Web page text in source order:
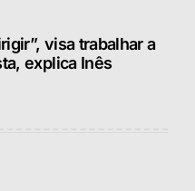
visa trabalhar a
explica Inês